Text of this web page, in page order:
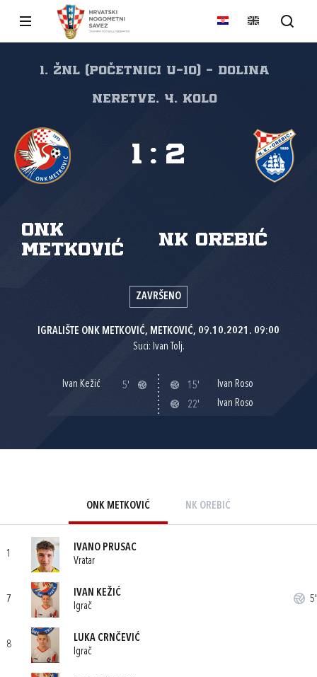
1. ŽNL (početnici U-10) - Dolina
Neretve, 4. kolo
ONK
Metković
NK Orebić
1 : 2
ZAVRŠENO
IGRALIŠTE ONK METKOVIĆ, METKOVIĆ, 09.10.2021. 09:00
Suci: Ivan Tolj.
Ivan Kežić 5' 15'
Ivan Roso
22'
Ivan Roso
ONK METKOVIĆ NK OREBIĆ
1
IVANO PRUSAC
Vratar
7
IVAN KEŽIĆ
Igrač
5'
8
LUKA CRNČEVIĆ
Igrač